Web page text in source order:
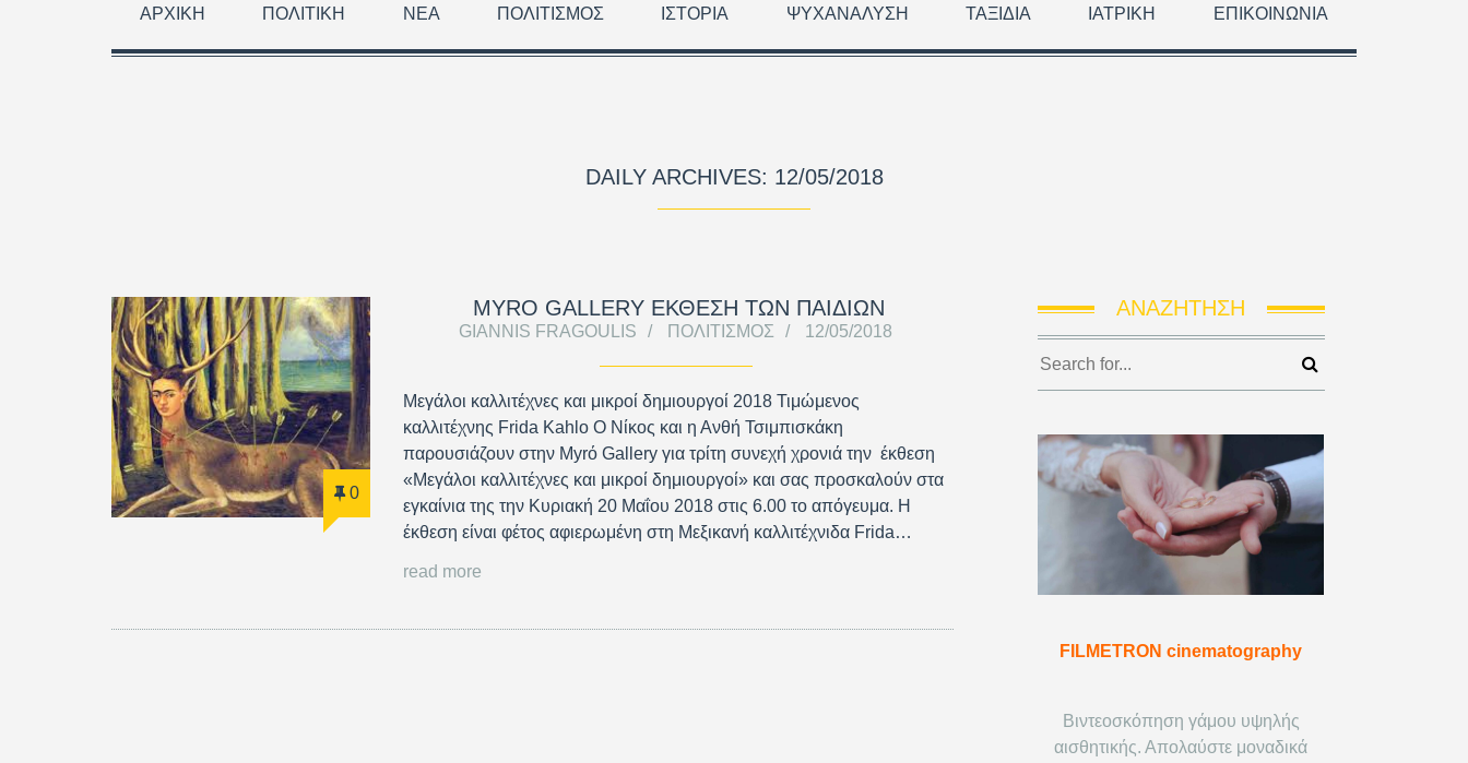
ΑΡΧΙΚΉ ΠΟΛΙΤΙΚΉ ΝΈΑ ΠΟΛΙΤΙΣΜΌΣ ΙΣΤΟΡΊΑ ΨΥΧΑΝΆΛΥΣΗ ΤΑΞΊΔΙΑ ΙΑΤΡΙΚΉ ΕΠΙΚΟΙΝΩΝΊΑ
DAILY ARCHIVES: 12/05/2018
0
MYRΌ GALLERY ΈΚΘΕΣΗ ΤΩΝ ΠΑΙΔΙΏΝ
GIANNIS FRAGOULIS ΠΟΛΙΤΙΣΜΌΣ 12/05/2018
Μεγάλοι καλλιτέχνες και μικροί δημιουργοί 2018 Τιμώμενος
καλλιτέχνης Frida Kahlo Ο Νίκος και η Ανθή Τσιμπισκάκη
παρουσιάζουν στην Myrό Gallery για τρίτη συνεχή χρονιά την έκθεση
«Μεγάλοι καλλιτέχνες και μικροί δημιουργοί» και σας προσκαλούν στα
εγκαίνια της την Κυριακή 20 Μαΐου 2018 στις 6.00 το απόγευμα. Η
έκθεση είναι φέτος αφιερωμένη στη Μεξικανή καλλιτέχνιδα Frida…
read more
ΑΝΑΖΉΤΗΣΗ
FILMETRON cinematography
Βιντεοσκόπηση γάμου υψηλής
αισθητικής. Απολαύστε μοναδικά